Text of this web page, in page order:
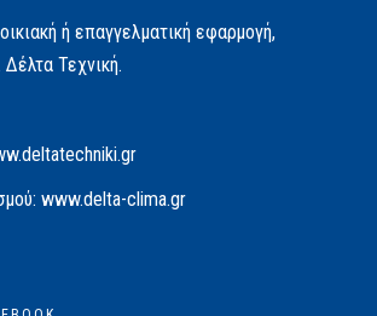
ή επαγγελματική εφαρμογή,
Τεχνική.
www.delta-clima.gr